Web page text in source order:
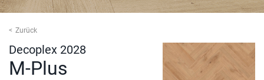
Zurück
Decoplex 2028
M-Plus